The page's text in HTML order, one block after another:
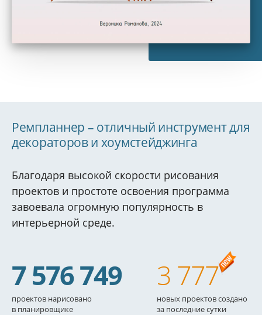
Ремпланнер – отличный инструмент для
декораторов и хоумстейджинга
Благодаря высокой скорости рисования
проектов и простоте освоения программа
завоевала огромную популярность в
интерьерной среде.
7 576 749
проектов нарисовано
в планировщике
3 777
новых проектов создано
за последние сутки